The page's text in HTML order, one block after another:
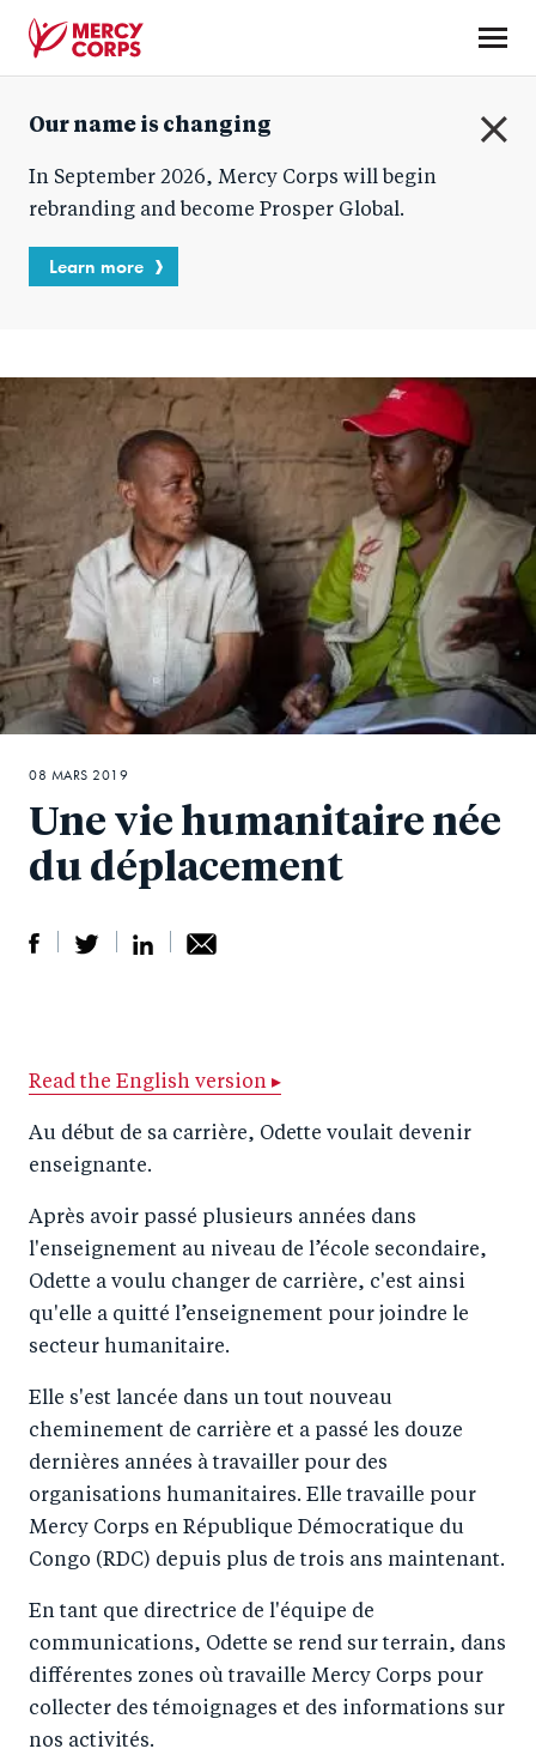
content
Corps
Our name is changing
In September 2026, Mercy Corps will begin
rebranding and become Prosper Global.
Learn more
Une vie humanitaire née
du déplacement
r
e
o
F
a
c
e
o
k
e
o
n
wi
tt
er
r
e
o
k
e
by
e
08 MARS 2019
Read the English version ▸
Au début de sa carrière, Odette voulait devenir
enseignante.
Après avoir passé plusieurs années dans
l'enseignement au niveau de l’école secondaire,
Odette a voulu changer de carrière, c'est ainsi
qu'elle a quitté l’enseignement pour joindre le
secteur humanitaire.
Elle s'est lancée dans un tout nouveau
cheminement de carrière et a passé les douze
dernières années à travailler pour des
organisations humanitaires. Elle travaille pour
Mercy Corps en République Démocratique du
Congo (RDC) depuis plus de trois ans maintenant.
En tant que directrice de l'équipe de
communications, Odette se rend sur terrain, dans
différentes zones où travaille Mercy Corps pour
collecter des témoignages et des informations sur
nos activités.